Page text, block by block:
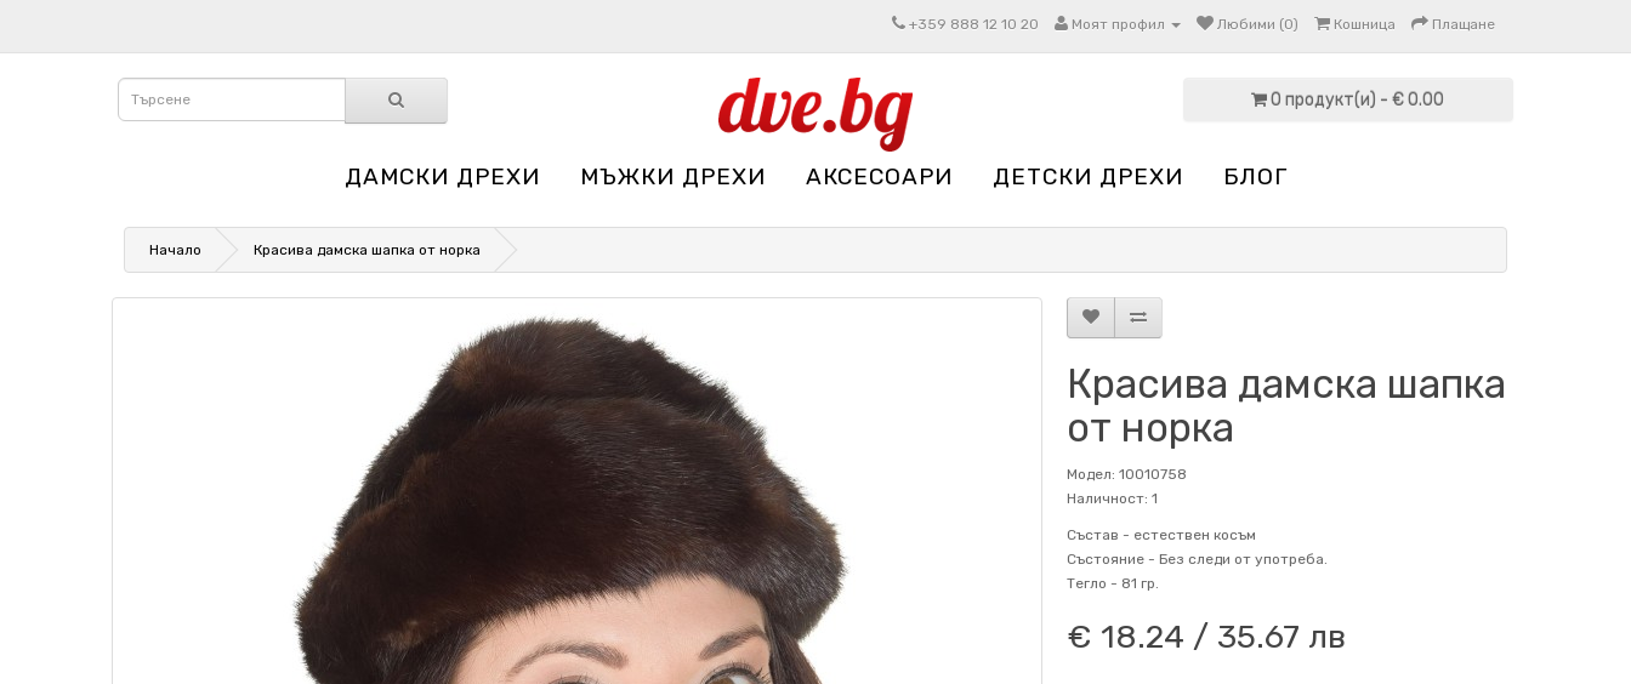
+359 888 12 10 20 Моят профил Любими (0) Кошница Плащане
0 продукт(и) - € 0.00
ДАМСКИ ДРЕХИ МЪЖКИ ДРЕХИ АКСЕСОАРИ ДЕТСКИ ДРЕХИ БЛОГ
Начало Красива дамска шапка от норка
Красива дамска шапка
от норка
Модел: 10010758
Наличност: 1
Състав - естествен косъм
Състояние - Без следи от употреба.
Тегло - 81 гр.
€ 18.24 / 35.67 лв